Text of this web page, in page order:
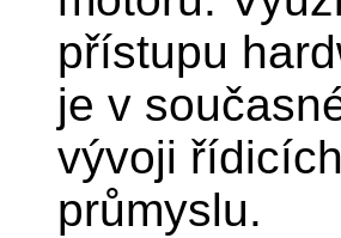
přístupu
je v
vývoji
průmyslu.